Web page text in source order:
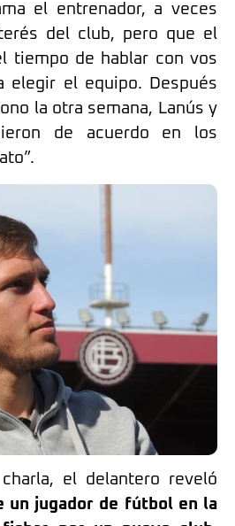
el entrenador, a veces
del club, pero que el
tiempo de hablar con vos
elegir el equipo. Después
la otra semana, Lanús y
de acuerdo en los
el delantero reveló
un jugador de fútbol en la